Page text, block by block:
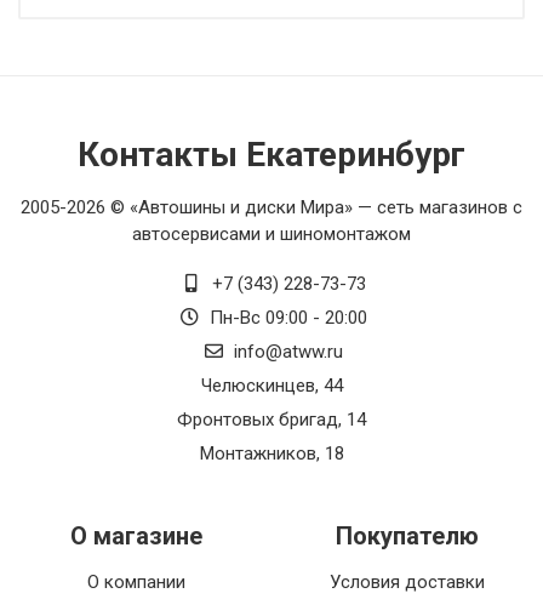
Контакты Екатеринбург
2005-2026 © «Автошины и диски Мира» — сеть магазинов с
автосервисами и шиномонтажом
+7 (343) 228-73-73
Пн-Вс 09:00 - 20:00
info@atww.ru
Челюскинцев, 44
Фронтовых бригад, 14
Монтажников, 18
О магазине
О компании
Покупателю
Условия доставки